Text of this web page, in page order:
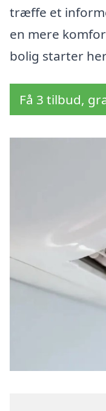
træffe et
en mere
bolig starter
Få 3 tilbud,